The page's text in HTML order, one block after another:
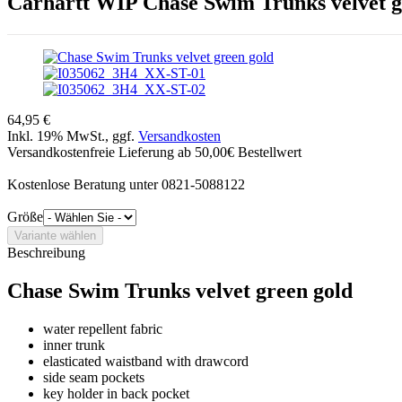
64,95 €
Inkl. 19% MwSt., ggf. Versandkosten
Versandkostenfreie Lieferung ab 50,00€ Bestellwert
Kostenlose Beratung unter 0821-5088122
Größe
Beschreibung
Chase Swim Trunks velvet green gold
water repellent fabric
inner trunk
elasticated waistband with drawcord
side seam pockets
key holder in back pocket